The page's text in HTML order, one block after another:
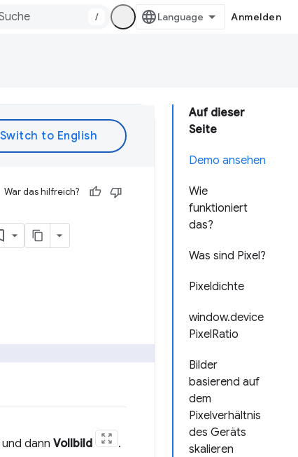
/ Anmelden
Auf dieser
Seite
Demo ansehen
Wie
funktioniert
das?
Was sind Pixel?
Pixeldichte
window.device
PixelRatio
Bilder
basierend auf
dem
Pixelverhältnis
des Geräts
skalieren
War das hilfreich?
und dann Vollbild
.